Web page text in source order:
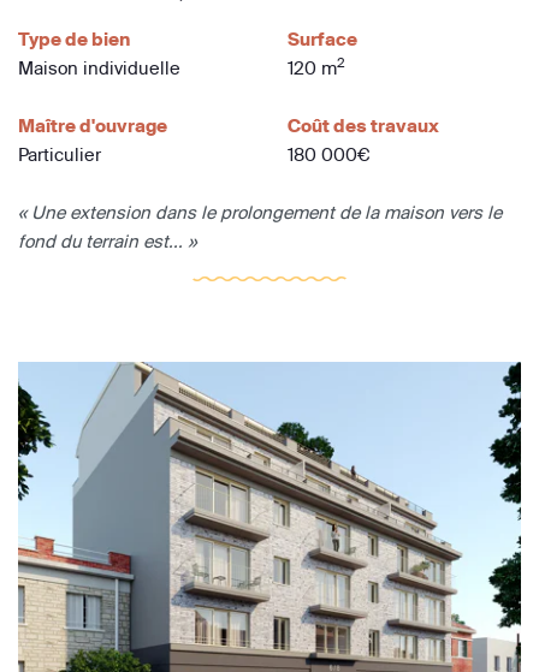
Type de bien
Maison individuelle
Surface
120 m2
Maître d'ouvrage
Particulier
Coût des travaux
180 000€
« Une extension dans le prolongement de la maison vers le
fond du terrain est... »